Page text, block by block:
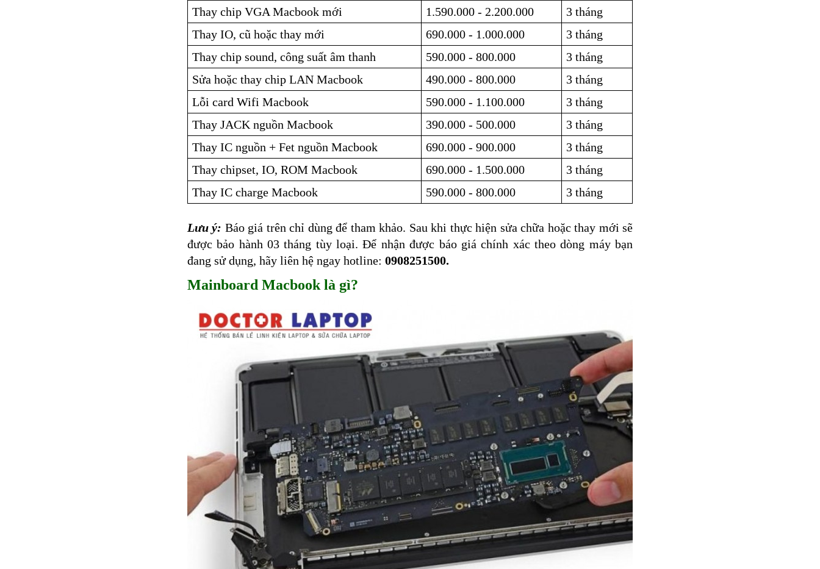
Thay chip VGA Macbook mới
1.590.000 - 2.200.000
3 tháng
Thay IO, cũ hoặc thay mới
690.000 - 1.000.000
3 tháng
Thay chip sound, công suất âm thanh
590.000 - 800.000
3 tháng
Sửa hoặc thay chip LAN Macbook
490.000 - 800.000
3 tháng
Lỗi card Wifi Macbook
590.000 - 1.100.000
3 tháng
Thay JACK nguồn Macbook
390.000 - 500.000
3 tháng
Thay IC nguồn + Fet nguồn Macbook
690.000 - 900.000
3 tháng
Thay chipset, IO, ROM Macbook
690.000 - 1.500.000
3 tháng
Thay IC charge Macbook
590.000 - 800.000 3 tháng
Lưu ý: Báo giá trên chỉ dùng để tham khảo. Sau khi thực hiện sửa chữa hoặc thay mới sẽ
được bảo hành 03 tháng tùy loại. Để nhận được báo giá chính xác theo dòng máy bạn
đang sử dụng, hãy liên hệ ngay hotline: 0908251500.
Mainboard Macbook là gì?